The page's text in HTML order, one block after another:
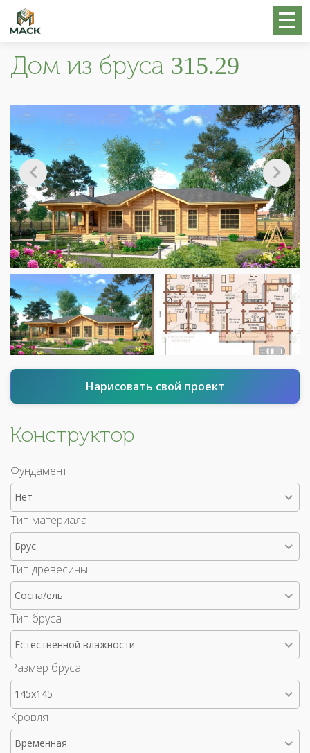
Дом из бруса 315.29
Нарисовать свой проект
Конструктор
Фундамент
Нет
Тип материала
Брус
Тип древесины
Сосна/ель
Тип бруса
Естественной влажности
Размер бруса
145x145
Кровля
Временная